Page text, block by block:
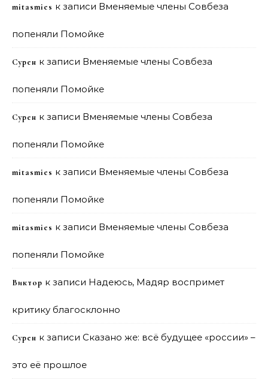
mitasmies к записи Вменяемые члены Совбеза
попеняли Помойке
Сурен к записи Вменяемые члены Совбеза
попеняли Помойке
Сурен к записи Вменяемые члены Совбеза
попеняли Помойке
mitasmies к записи Вменяемые члены Совбеза
попеняли Помойке
mitasmies к записи Вменяемые члены Совбеза
попеняли Помойке
Виктор к записи Надеюсь, Мадяр воспримет
критику благосклонно
Сурен к записи Сказано же: всё будущее «россии» –
это её прошлое